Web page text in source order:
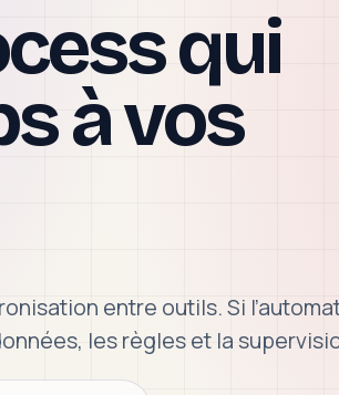
qui
à vos
entre outils. Si
les règles et la